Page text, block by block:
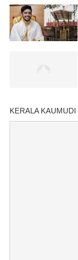
KERALA KAUMUDI